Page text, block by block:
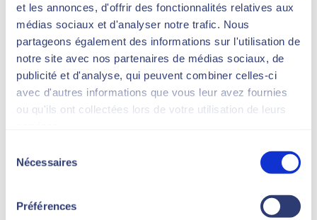
et les annonces, d'offrir des fonctionnalités relatives aux
médias sociaux et d'analyser notre trafic. Nous
partageons également des informations sur l'utilisation de
notre site avec nos partenaires de médias sociaux, de
publicité et d'analyse, qui peuvent combiner celles-ci
avec d'autres informations que vous leur avez fournies
ou qu'ils ont collectées lors de votre utilisation de leurs
Nécessaires
Préférences
Traitement du psoriasis grâce à la technologie LED :
méthodes et efficacité
Radiofréquence ou microneedling : quel soin choisir
pour votre peau ?
Cicatrices, acné, pores dilatés : optez pour le
microneedling
Aucun commentaire à afficher.